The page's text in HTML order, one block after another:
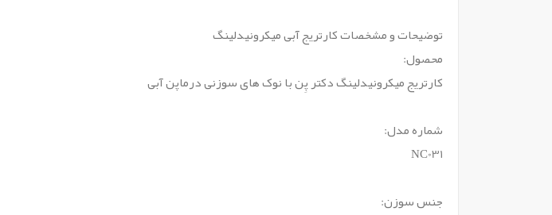
توضیحات و مشخصات کارتریج آبی میکرونیدلینگ
محصول:
کارتریج میکرونیدلینگ دکتر پِن با نوک های سوزنی درماپن آبی
شماره مدل:
NC031
جنس سوزن: